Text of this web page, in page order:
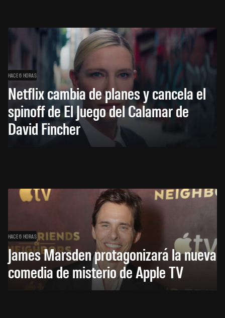
HACE 6 HORAS
Netflix cambia de planes y cancela el
spinoff de El Juego del Calamar de
David Fincher
HACE 6 HORAS
James Marsden protagonizará la nueva
comedia de misterio de Apple TV